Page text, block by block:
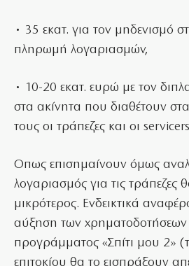
• 35 εκατ. για τον μηδενισμό
πληρωμή λογαριασμών,
• 10-20 εκατ. ευρώ με τον
στα ακίνητα που διαθέτουν
τους οι τράπεζες και οι
Οπως επισημαίνουν όμως
λογαριασμός για τις τράπεζες
μικρότερος. Ενδεικτικά
αύξηση των χρηματοδοτήσεων
προγράμματος «Σπίτι μου 2»
επιτοκίου θα το εισπράξουν